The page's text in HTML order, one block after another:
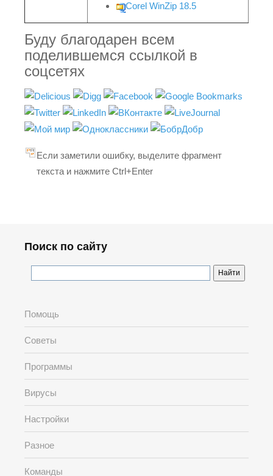
Corel WinZip 18.5
Буду благодарен всем
поделившемся ссылкой в
соцсетях
Если заметили ошибку, выделите фрагмент
текста и нажмите Ctrl+Enter
Поиск по сайту
Помощь
Советы
Программы
Вирусы
Настройки
Разное
Команды